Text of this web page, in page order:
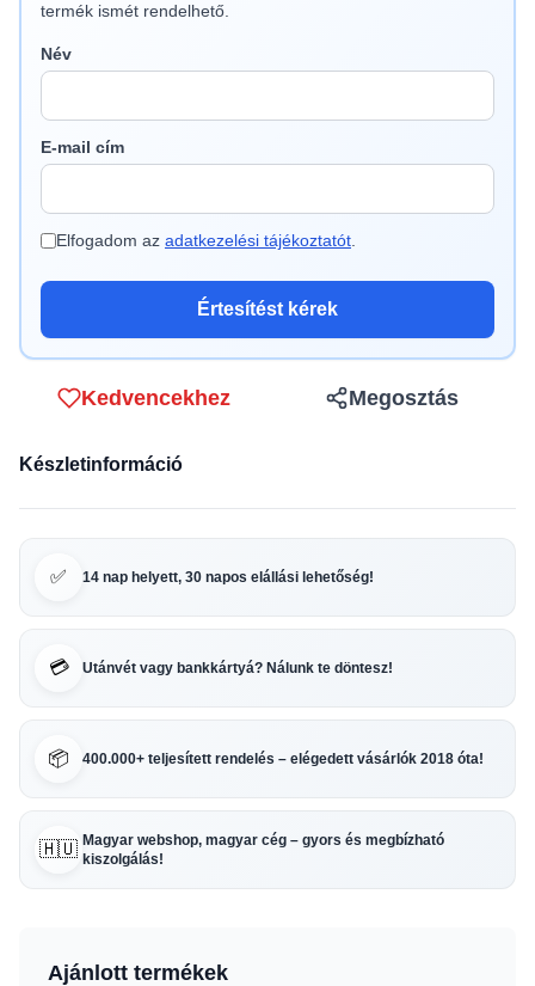
termék ismét rendelhető.
Név
E-mail cím
Elfogadom az adatkezelési tájékoztatót
Értesítést kérek
Kedvencekhez Megosztás
Készletinformáció
✅ 14 nap helyett, 30 napos elállási lehetőség!
💳 Utánvét vagy bankkártyá? Nálunk te döntesz!
📦 400.000+ teljesített rendelés – elégedett vásárlók 2018 óta!
🇭🇺 Magyar webshop, magyar cég – gyors és megbízható
kiszolgálás!
Ajánlott termékek